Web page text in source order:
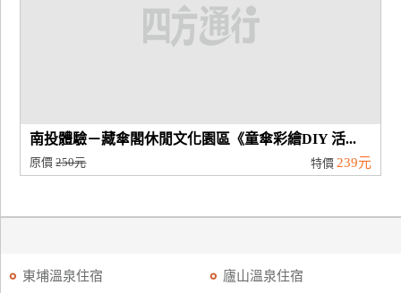
南投體驗－藏傘閣休閒文化園區《童傘彩繪DIY 活...
原價250元 特價 239元
東埔溫泉住宿 廬山溫泉住宿